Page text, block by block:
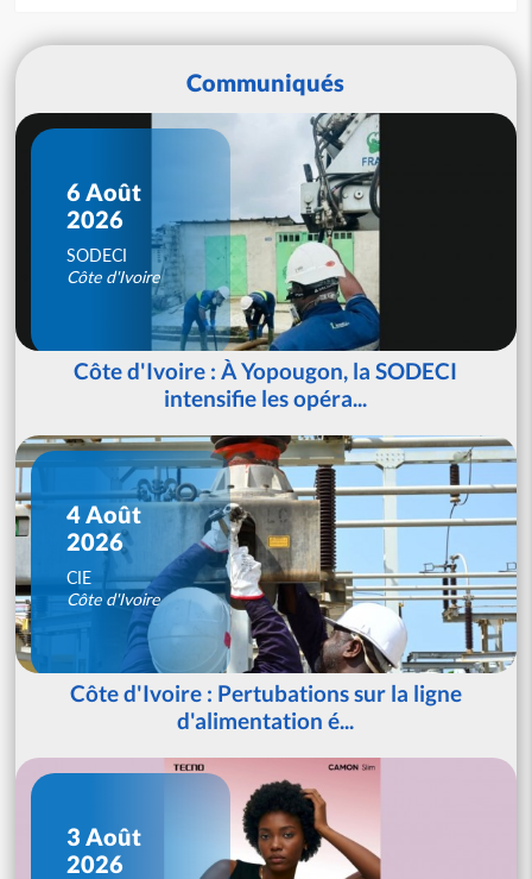
Communiqués
6 Août
2026
SODECI
Côte d'Ivoire
Côte d'Ivoire : À Yopougon, la SODECI
intensifie les opéra...
4 Août
2026
CIE
Côte d'Ivoire
Côte d'Ivoire : Pertubations sur la ligne
d'alimentation é...
3 Août
2026